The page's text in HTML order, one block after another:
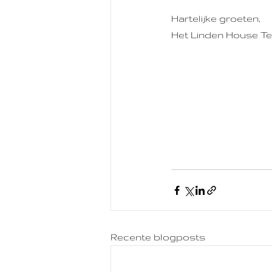
Hartelijke groeten,
Het Linden House
Recente blogposts